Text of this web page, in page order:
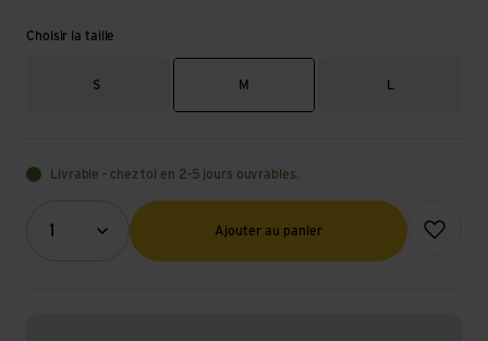
Choisir la taille
S M
Livrable - chez toi en 2-5 jours ouvrables.
1
Quantité (optionnel)
Ajouter au panier
Ajouter à